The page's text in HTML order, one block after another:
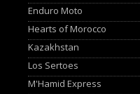
Enduro Moto
Hearts of Morocco
Kazakhstan
Los Sertoes
M'Hamid Express